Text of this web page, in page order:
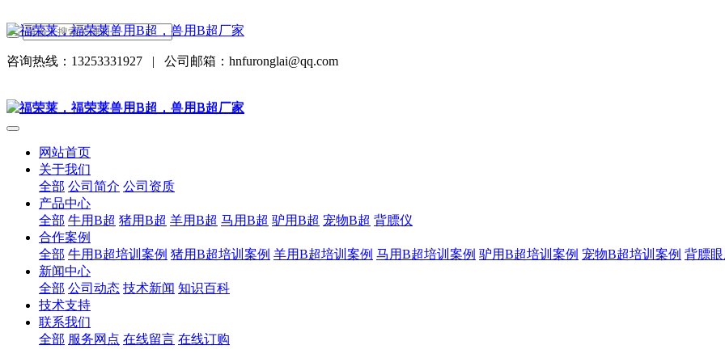
咨询热线：13253331927 | 公司邮箱：hnfuronglai@qq.com
网站首页
关于我们
全部 公司简介 公司资质
产品中心
全部 牛用B超 猪用B超 羊用B超 马用B超 驴用B超 宠物B超 背膘仪
合作案例
全部 牛用B超培训案例 猪用B超培训案例 羊用B超培训案例 马用B超培训案例 驴用B超培训案例 宠物B超培训案例 背膘
新闻中心
全部 公司动态 技术新闻 知识百科
技术支持
联系我们
全部 服务网点 在线留言 在线订购